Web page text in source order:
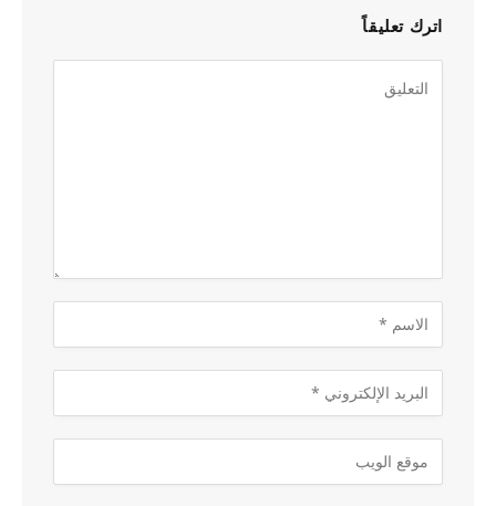
اترك تعليقاً